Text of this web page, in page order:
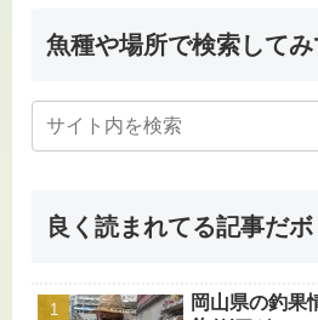
魚種や場所で検索して
良く読まれてる記事だボ
岡山県の釣果